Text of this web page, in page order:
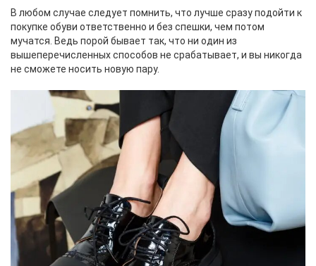
В любом случае следует помнить, что лучше сразу подойти к
покупке обуви ответственно и без спешки, чем потом
мучатся. Ведь порой бывает так, что ни один из
вышеперечисленных способов не срабатывает, и вы никогда
не сможете носить новую пару.